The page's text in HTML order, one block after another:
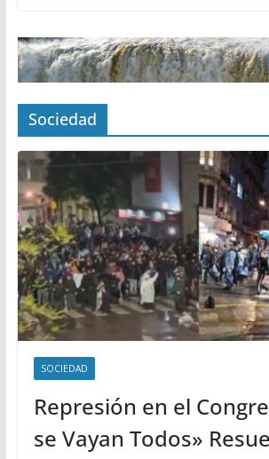
Sociedad
SOCIEDAD
Represión en el
se Vayan Todos»